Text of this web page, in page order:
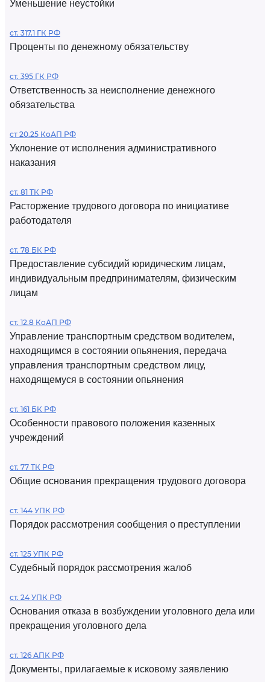
Уменьшение неустойки
ст. 317.1 ГК РФ
Проценты по денежному обязательству
ст. 395 ГК РФ
Ответственность за неисполнение денежного
обязательства
ст 20.25 КоАП РФ
Уклонение от исполнения административного
наказания
ст. 81 ТК РФ
Расторжение трудового договора по инициативе
работодателя
ст. 78 БК РФ
Предоставление субсидий юридическим лицам,
индивидуальным предпринимателям, физическим
лицам
ст. 12.8 КоАП РФ
Управление транспортным средством водителем,
находящимся в состоянии опьянения, передача
управления транспортным средством лицу,
находящемуся в состоянии опьянения
ст. 161 БК РФ
Особенности правового положения казенных
учреждений
ст. 77 ТК РФ
Общие основания прекращения трудового договора
ст. 144 УПК РФ
Порядок рассмотрения сообщения о преступлении
ст. 125 УПК РФ
Судебный порядок рассмотрения жалоб
ст. 24 УПК РФ
Основания отказа в возбуждении уголовного дела или
прекращения уголовного дела
ст. 126 АПК РФ
Документы, прилагаемые к исковому заявлению